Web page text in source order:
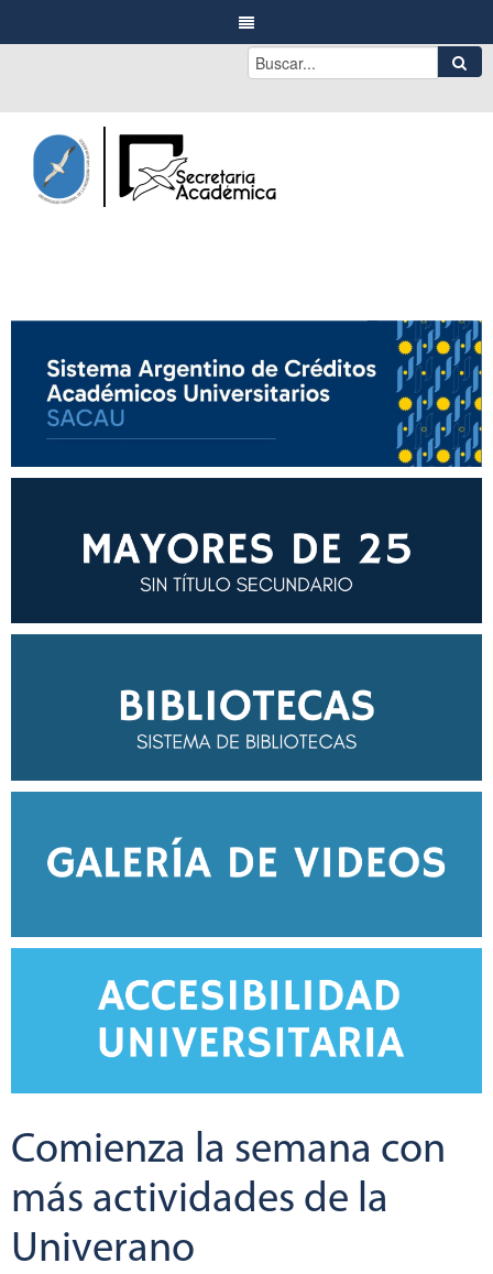
Comienza la semana con
más actividades de la
Univerano